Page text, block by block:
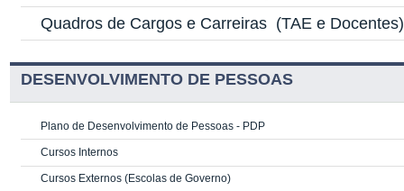
Quadros de Cargos e Carreiras (TAE e Docentes)
DESENVOLVIMENTO DE PESSOAS
Plano de Desenvolvimento de Pessoas - PDP
Cursos Internos
Cursos Externos (Escolas de Governo)